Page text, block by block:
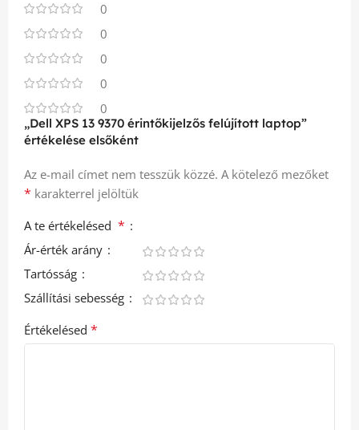
0
0
0
0
0
„Dell XPS 13 9370 érintőkijelzős felújított laptop”
értékelése elsőként
Az e-mail címet nem tesszük közzé. A kötelező mezőket
* karakterrel jelöltük
A te értékelésed *
Ár-érték arány
Tartósság
Szállítási sebesség
Értékelésed *